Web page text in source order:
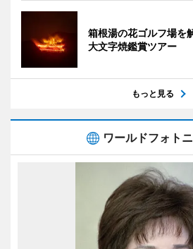
箱根湯の花ゴルフ場を
大文字焼鑑賞ツアー
もっと見る
ワールドフォト